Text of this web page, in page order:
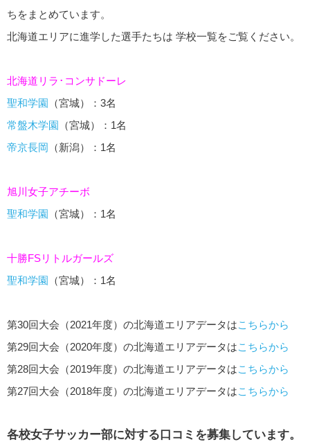
ちをまとめています。
北海道エリアに進学した選手たちは 学校一覧をご覧ください。
北海道リラ･コンサドーレ
聖和学園 （宮城）：3名
常盤木学園 （宮城）：1名
帝京長岡 （新潟）：1名
旭川女子アチーボ
聖和学園 （宮城）：1名
十勝FSリトルガールズ
聖和学園 （宮城）：1名
第30回大会（2021年度）の北海道エリアデータはこちらから
第29回大会（2020年度）の北海道エリアデータはこちらから
第28回大会（2019年度）の北海道エリアデータはこちらから
第27回大会（2018年度）の北海道エリアデータはこちらから
各校女子サッカー部に対する口コミを募集しています。